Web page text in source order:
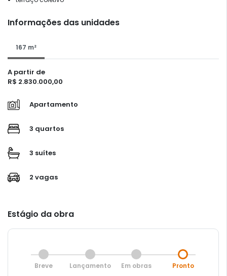
Informações das unidades
167 m²
A partir de
R$ 2.830.000,00
Apartamento
3 quartos
3 suítes
2 vagas
Estágio da obra
Breve Lançamento Em obras Pronto